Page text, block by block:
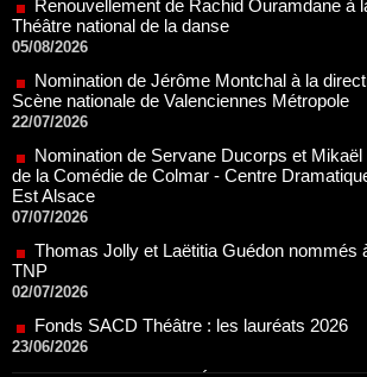
Nomination de Jérôme Montchal à la
Scène nationale de Valenciennes Métropole
22/07/2026
Nomination de Servane Ducorps et Mikaël
de la Comédie de Colmar - Centre
Est Alsace
07/07/2026
Thomas Jolly et Laëtitia Guédon nommés
TNP
02/07/2026
Fonds SACD Théâtre : les lauréats 2026
23/06/2026
20/06/2026
Le palmarès des prix SACD 2026